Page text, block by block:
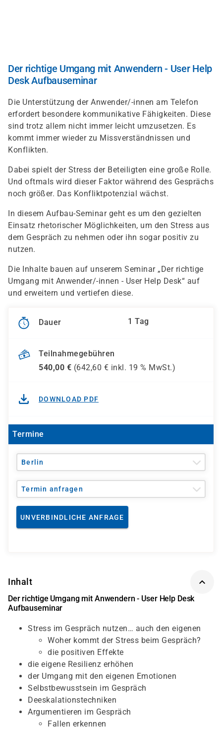
Der richtige Umgang mit Anwendern - User Help
Desk Aufbauseminar
Die Unterstützung der Anwender/-innen am Telefon
erfordert besondere kommunikative Fähigkeiten. Diese
sind trotz allem nicht immer leicht umzusetzen. Es
kommt immer wieder zu Missverständnissen und
Konflikten.
Dabei spielt der Stress der Beteiligten eine große Rolle.
Und oftmals wird dieser Faktor während des Gesprächs
noch größer. Das Konfliktpotenzial wächst.
In diesem Aufbau-Seminar geht es um den gezielten
Einsatz rhetorischer Möglichkeiten, um den Stress aus
dem Gespräch zu nehmen oder ihn sogar positiv zu
nutzen.
Die Inhalte bauen auf unserem Seminar „Der richtige
Umgang mit Anwender/-innen - User Help Desk“ auf
und erweitern und vertiefen diese.
Dauer 1 Tag
Teilnahmegebühren
540,00 € (642,60 € inkl. 19 % MwSt.)
DOWNLOAD PDF
Termine
Berlin
Termin anfragen
UNVERBINDLICHE ANFRAGE
Inhalt
Der richtige Umgang mit Anwendern - User Help Desk
Aufbauseminar
Stress im Gespräch nutzen… auch den eigenen
Woher kommt der Stress beim Gespräch?
die positiven Effekte
die eigene Resilienz erhöhen
der Umgang mit den eigenen Emotionen
Selbstbewusstsein im Gespräch
Deeskalationstechniken
Argumentieren im Gespräch
Fallen erkennen